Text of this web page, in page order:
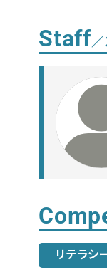
Staff／
リテラシ